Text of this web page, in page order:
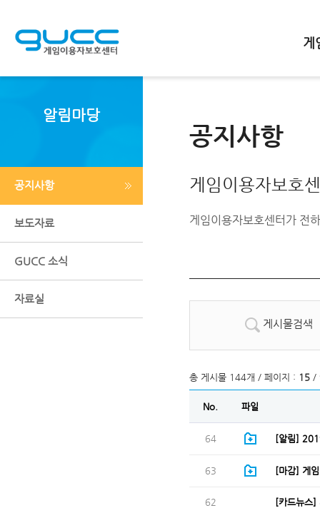
게
알림마당
공지사항
보도자료
GUCC 소식
자료실
공지사항
게임이용자보호
게임이용자보호센터가 전
게시물검색
총 게시물 144개 / 페이지 : 15 /
No. 파일
64 [알림]
63 [마감] 게
62 [카드뉴스]